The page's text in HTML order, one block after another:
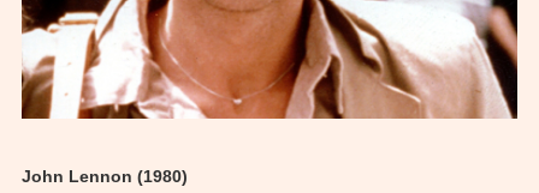
John Lennon (1980)